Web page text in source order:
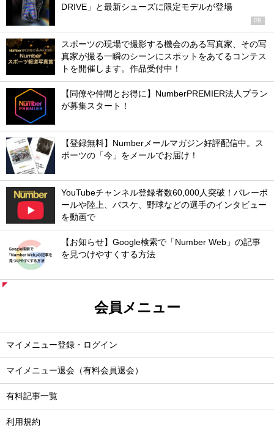
DRIVE」と最新シューズに限定モデルが登場
PR
スポーツの現場で撮影する機会のある写真家、その写
真家が撮る一瞬のシーンにスポットをあてるコンテス
トを開催します。作品受付中！
【同僚や仲間とお得に】NumberPREMIER法人プラン
が募集スタート！
【登録無料】Numberメールマガジン好評配信中。ス
ポーツの「今」をメールでお届け！
YouTubeチャンネル登録者数60,000人突破！バレーボ
ールや陸上、バスケ、野球などの選手のインタビュー
を動画で
【お知らせ】Google検索で「Number Web」の記事
を見つけやすくする方法
会員メニュー
マイメニュー登録・ログイン
マイメニュー退会（有料会員退会）
有料記事一覧
利用規約